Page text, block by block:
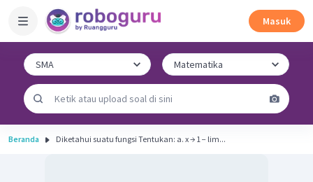
Masuk
Beranda Diketahui suatu fungsi Tentukan: a. x → 1 − lim...